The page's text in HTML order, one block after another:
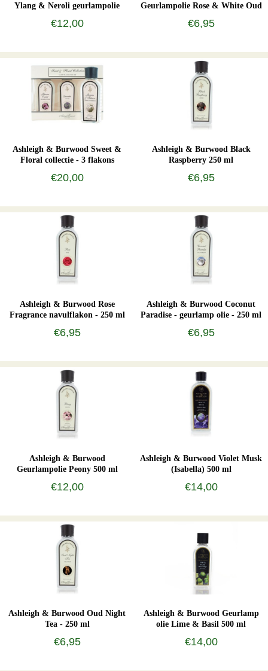
Ylang & Neroli geurlampolie
€12,00
Geurlampolie Rose & White Oud
€6,95
Ashleigh & Burwood Sweet &
Floral collectie - 3 flakons
€20,00
Ashleigh & Burwood Black
Raspberry 250 ml
€6,95
Ashleigh & Burwood Rose
Fragrance navulflakon - 250 ml
€6,95
Ashleigh & Burwood Coconut
Paradise - geurlamp olie - 250 ml
€6,95
Ashleigh & Burwood
Geurlampolie Peony 500 ml
€12,00
Ashleigh & Burwood Violet Musk
(Isabella) 500 ml
€14,00
Ashleigh & Burwood Oud Night
Tea - 250 ml
€6,95
Ashleigh & Burwood Geurlamp
olie Lime & Basil 500 ml
€14,00